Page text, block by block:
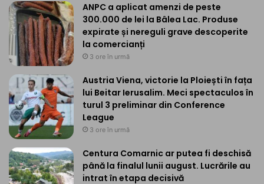
ANPC a aplicat amenzi de peste
300.000 de lei la Bâlea Lac. Produse
expirate și nereguli grave descoperite
la comercianți
3 ore în urmă
Austria Viena, victorie la Ploiești în fața
lui Beitar Ierusalim. Meci spectaculos în
turul 3 preliminar din Conference
League
3 ore în urmă
Centura Comarnic ar putea fi deschisă
până la finalul lunii august. Lucrările au
intrat în etapa decisivă